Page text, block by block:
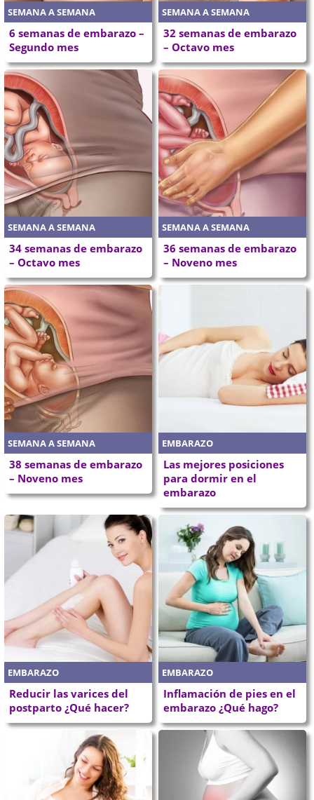
SEMANA A SEMANA
6 semanas de embarazo –
Segundo mes
SEMANA A SEMANA
32 semanas de embarazo
– Octavo mes
SEMANA A SEMANA
34 semanas de embarazo
– Octavo mes
SEMANA A SEMANA
36 semanas de embarazo
– Noveno mes
SEMANA A SEMANA
38 semanas de embarazo
– Noveno mes
EMBARAZO
Las mejores posiciones
para dormir en el
embarazo
EMBARAZO
Reducir las varices del
postparto ¿Qué hacer?
EMBARAZO
Inflamación de pies en el
embarazo ¿Qué hago?